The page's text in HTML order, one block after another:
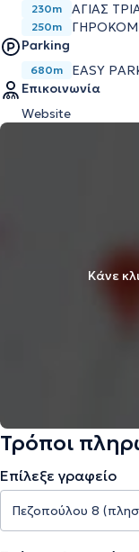
230m ΑΓΙΑΣ
250m
Parking
680m
EASY
Επικοινωνία
Website
Κάνε
Τρόποι
Επίλεξε γραφείο